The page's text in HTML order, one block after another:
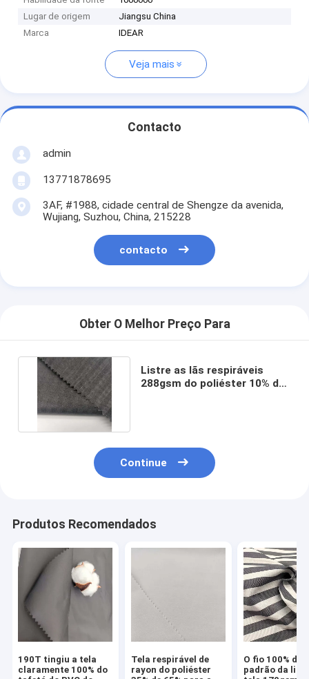
Lugar de origem
Jiangsu China
Marca
IDEAR
Veja mais
Contacto
admin
13771878695
3AF, #1988, cidade central de Shengze da avenida,
Wujiang, Suzhou, China, 215228
contacto
Obter O Melhor Preço Para
Listre as lãs respiráveis
288gsm do poliéster 10% da
Continue
Produtos Recomendados
190T tingiu a tela
claramente 100% do
Tela respirável de
rayon do poliéster
O fio 100% do
padrão da